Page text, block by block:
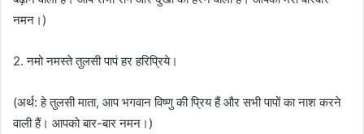
नमन।)
2. नमो नमस्ते तुलसी पापं हर हरिप्रिये।
(अर्थ: हे तुलसी माता, आप भगवान विष्णु की प्रिय हैं और सभी पापों का नाश करने
वाली हैं। आपको बार-बार नमन।)